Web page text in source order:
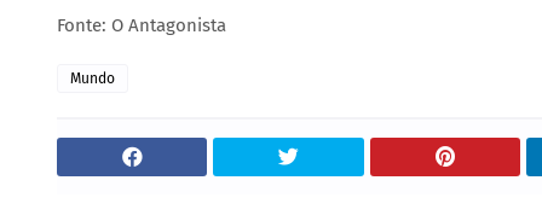
Fonte: O Antagonista
Mundo